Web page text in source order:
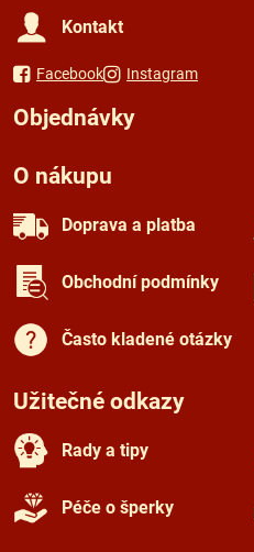
Kontakt
Facebook Instagram
Objednávky
O nákupu
Doprava a platba
Obchodní podmínky
Často kladené otázky
Užitečné odkazy
Rady a tipy
Péče o šperky